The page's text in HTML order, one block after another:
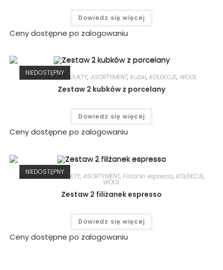
Dowiedz się więcej
Ceny dostępne po zalogowaniu
NIEDOSTĘPNY
WSZYSTKIE PRODUKTY, ASORTYMENT, Kubki, KOLEKCJE, WOOL
Zestaw 2 kubków z porcelany
Dowiedz się więcej
Ceny dostępne po zalogowaniu
NIEDOSTĘPNY
WSZYSTKIE PRODUKTY, ASORTYMENT, Filiżanki espresso, KOLEKCJE,
WOOL
Zestaw 2 filiżanek espresso
Dowiedz się więcej
Ceny dostępne po zalogowaniu